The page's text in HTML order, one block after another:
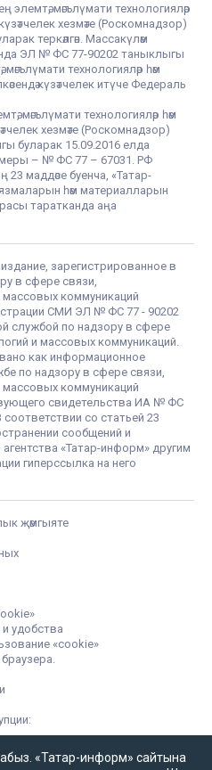
мәгълүмати технологияләр
хезмәте (Роскомнадзор)
теркәлгән. Массакүләм
ЭЛ № ФС 77-90202 таныклыгы
технологияләр һәм
күзәтчелек итүче Федераль
мәгълүмати технологияләр һәм
хезмәте (Роскомнадзор)
буларак 15.09.2016 елда
– № ФС 77 – 67031. РФ
маддәсе буенча, «Татар-
һәм материалларын
таратканда аңа
зарегистрированное в
в сфере связи,
коммуникаций
СМИ ЭЛ № ФС 77 - 90202
службой по надзору в сфере
и массовых коммуникаций.
как информационное
по надзору в сфере связи,
коммуникаций
свидетельства ИА № ФС
со статьей 23
сообщений и
«Татар-информ» другим
гиперссылка на него
җәмгыяте
удобства
«cookie»
«Татар-информ» сайтына